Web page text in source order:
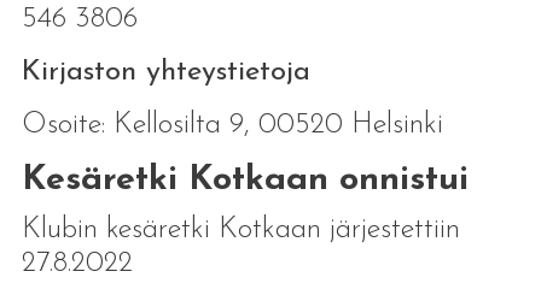
546 3806
Kirjaston yhteystietoja
Osoite: Kellosilta 9, 00520 Helsinki
Kesäretki Kotkaan onnistui
Klubin kesäretki Kotkaan järjestettiin
27.8.2022